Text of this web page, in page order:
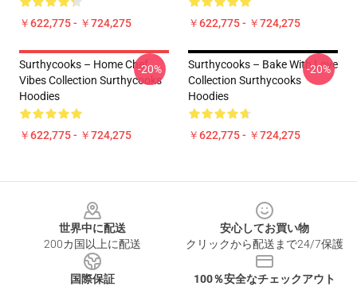
￥622,775 - ￥724,275 ￥622,775 - ￥724,275
Surthycooks – Home Chef
Vibes Collection Surthycooks
Hoodies
￥622,775 - ￥724,275
-20%
Surthycooks – Bake With Love
Collection Surthycooks
Hoodies
￥622,775 - ￥724,275
-20%
世界中に配送
200カ国以上に配送
安心してお買い物
クリックから配送まで24/7保護
国際保証
100％安全なチェックアウト